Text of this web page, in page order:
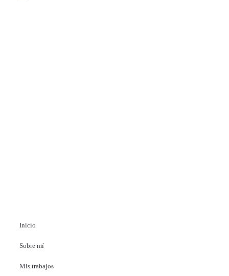
Inicio
Sobre mí
Mis trabajos